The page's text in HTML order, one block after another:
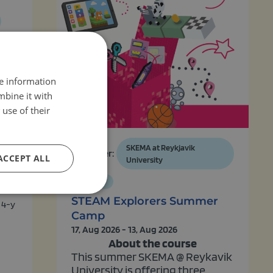
do
4-y
Organizer:
SKEMA at Reykjavik
University
Weekly
STEAM Explorers Summer
Camp
17, Aug 2026 - 13, Aug 2026
About the course
This summer SKEMA @ Reykavik
University is offering three
information
it with
of their
ALL